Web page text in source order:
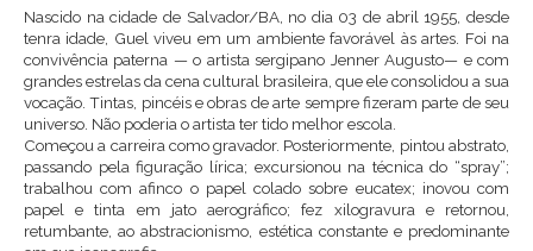
Nascido na cidade de Salvador/BA, no dia 03 de abril 1955, desde
tenra idade, Guel viveu em um ambiente favorável às artes. Foi na
convivência paterna — o artista sergipano Jenner Augusto— e com
grandes estrelas da cena cultural brasileira, que ele consolidou a sua
vocação. Tintas, pincéis e obras de arte sempre fizeram parte de seu
universo. Não poderia o artista ter tido melhor escola.
Começou a carreira como gravador. Posteriormente, pintou abstrato,
passando pela figuração lírica; excursionou na técnica do “spray”;
trabalhou com afinco o papel colado sobre eucatex; inovou com
papel e tinta em jato aerográfico; fez xilogravura e retornou,
retumbante, ao abstracionismo, estética constante e predominante